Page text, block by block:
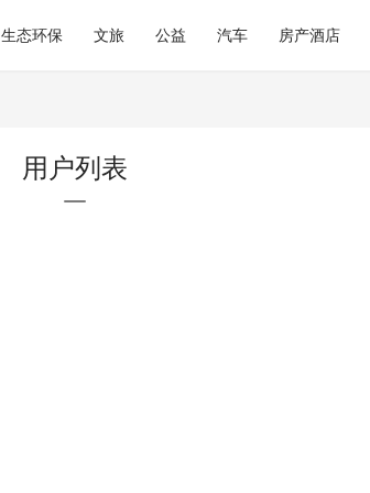
生态环保 文旅 公益 汽车 房产酒店
用户列表